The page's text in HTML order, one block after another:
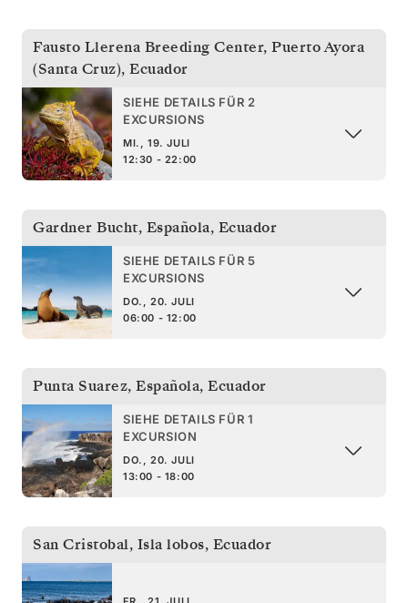
Fausto Llerena Breeding Center, Puerto Ayora
(Santa Cruz), Ecuador
SIEHE DETAILS FÜR 2
EXCURSIONS
MI., 19. JULI
12:30 - 22:00
Gardner Bucht, Española, Ecuador
SIEHE DETAILS FÜR 5
EXCURSIONS
DO., 20. JULI
06:00 - 12:00
Punta Suarez, Española, Ecuador
SIEHE DETAILS FÜR 1
EXCURSION
DO., 20. JULI
13:00 - 18:00
San Cristobal, Isla lobos, Ecuador